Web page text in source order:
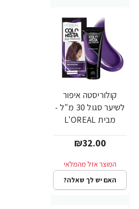
קולוריסטה איפור
לשיער סגול 30 מ"ל -
מבית L'OREAL
₪32.00
האם יש לך שאלה?